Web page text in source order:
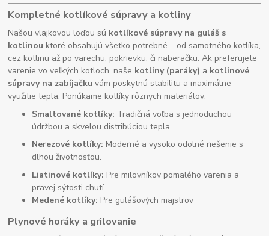
Kompletné kotlíkové súpravy a kotliny
Našou vlajkovou loďou sú kotlíkové súpravy na guláš s
kotlinou ktoré obsahujú všetko potrebné – od samotného kotlíka,
cez kotlinu až po varechu, pokrievku, či naberačku. Ak preferujete
varenie vo veľkých kotloch, naše kotliny (paráky) a kotlinové
súpravy na zabíjačku vám poskytnú stabilitu a maximálne
využitie tepla. Ponúkame kotlíky rôznych materiálov:
Smaltované kotlíky: Tradičná voľba s jednoduchou
údržbou a skvelou distribúciou tepla.
Nerezové kotlíky: Moderné a vysoko odolné riešenie s
dlhou životnosťou.
Liatinové kotlíky: Pre milovníkov pomalého varenia a
pravej sýtosti chutí.
Medené kotlíky: Pre gulášových majstrov
Plynové horáky a grilovanie